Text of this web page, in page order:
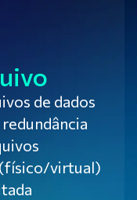
de dados
virtual)